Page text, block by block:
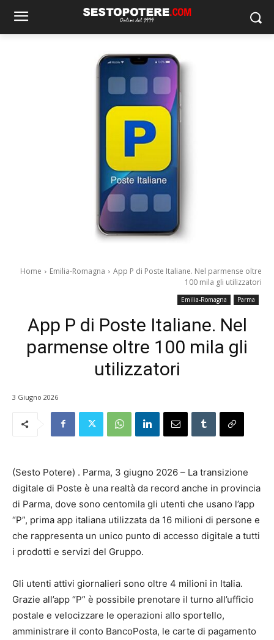
Home Emilia-Romagna
App P di Poste Italiane. Nel parmense oltre
100 mila gli utilizzatori
Emilia-Romagna Parma
App P di Poste Italiane. Nel
parmense oltre 100 mila gli
utilizzatori
3 Giugno 2026
(Sesto Potere) . Parma, 3 giugno 2026 – La transizione
digitale di Poste è una realtà da record anche in provincia
di Parma, dove sono centomila gli utenti che usano l’app
“P”, prima app italiana utilizzata da 16 milioni di persone e
che rappresenta un unico punto di accesso digitale a tutti
i prodotti e servizi del Gruppo.
Gli utenti attivi giornalieri sono oltre 4 milioni in Italia.
Grazie all’app “P” è possibile prenotare il turno all’ufficio
postale e velocizzare le operazioni allo sportello,
amministrare il conto BancoPosta, le carte di pagamento